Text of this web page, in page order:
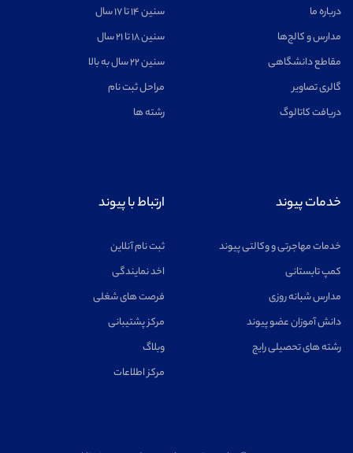
درباره ما
مدارس و کالج‌ها
مقاطع دانشگاهی
گالری تصاویر
دریافت کاتالوگ
سنین ۱۴ تا ۱۷ سال
سنین ۱۸ تا ۲۱ سال
سنین ۲۲ سال به بالا
مراحل ثبت نام
رشته ها
خدمات پیوند
خدمات مهاجرتی و وکالتی پیوند
کمپ تابستانی
مدارس شبانه روزی
دانش آموزان عضو پیوند
رشته های تحصیلی رایج
ارتباط با پیوند
ثبت نام آنلاین
اخد نمایندگی
فرصت های شغلی
مرکز پشتیبانی
وبلاگ
مرکز اطلاعات